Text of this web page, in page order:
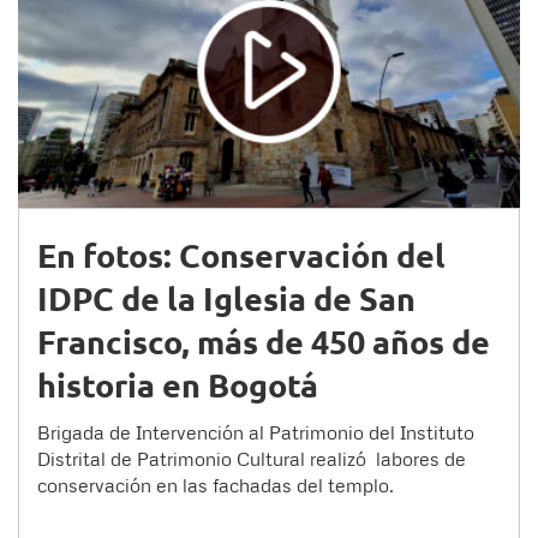
En fotos: Conservación del
IDPC de la Iglesia de San
Francisco, más de 450 años de
historia en Bogotá
Brigada de Intervención al Patrimonio del Instituto
Distrital de Patrimonio Cultural realizó labores de
conservación en las fachadas del templo.